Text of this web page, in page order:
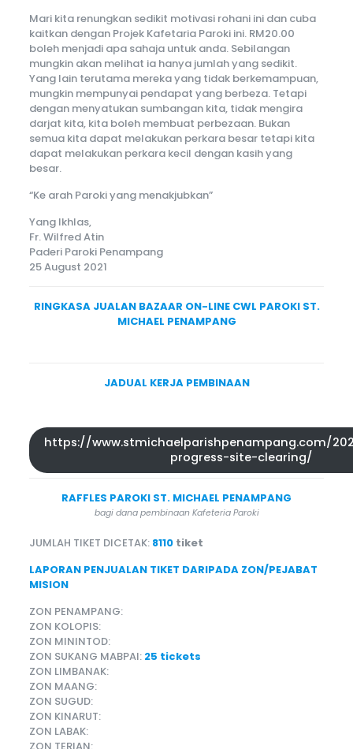
Mari kita renungkan sedikit motivasi rohani ini dan cuba
kaitkan dengan Projek Kafetaria Paroki ini. RM20.00
boleh menjadi apa sahaja untuk anda. Sebilangan
mungkin akan melihat ia hanya jumlah yang sedikit.
Yang lain terutama mereka yang tidak berkemampuan,
mungkin mempunyai pendapat yang berbeza. Tetapi
dengan menyatukan sumbangan kita, tidak mengira
darjat kita, kita boleh membuat perbezaan. Bukan
semua kita dapat melakukan perkara besar tetapi kita
dapat melakukan perkara kecil dengan kasih yang
besar.
“Ke arah Paroki yang menakjubkan”
Yang Ikhlas,
Fr. Wilfred Atin
Paderi Paroki Penampang
25 August 2021
RINGKASA JUALAN BAZAAR ON-LINE CWL PAROKI ST.
MICHAEL PENAMPANG
JADUAL KERJA PEMBINAAN
https://www.stmichaelparishpenampang.com/
progress-site-clearing/
RAFFLES PAROKI ST. MICHAEL PENAMPANG
bagi dana pembinaan Kafeteria Paroki
JUMLAH TIKET DICETAK: 8110 tiket
LAPORAN PENJUALAN TIKET DARIPADA ZON/PEJABAT
MISION
ZON PENAMPANG:
ZON KOLOPIS:
ZON MININTOD:
ZON SUKANG MABPAI: 25 tickets
ZON LIMBANAK:
ZON MAANG:
ZON SUGUD:
ZON KINARUT:
ZON LABAK: